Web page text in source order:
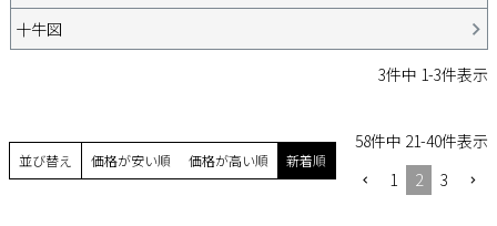
十牛図
3件中 1-3件表示
並び替え 価格が安い順 価格が高い順 新着順
58件中 21-40件表示
1
2 3